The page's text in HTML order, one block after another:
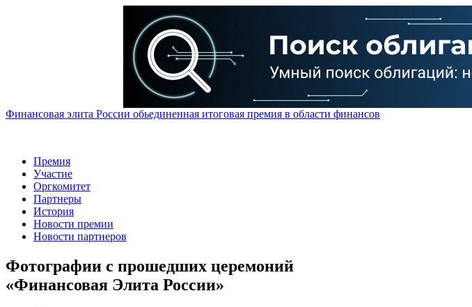
Финансовая элита России обьединенная итоговая премия в области финансов
Премия
Участие
Оргкомитет
Партнеры
История
Новости премии
Новости партнеров
Фотографии с прошедших церемоний
«Финансовая Элита России»